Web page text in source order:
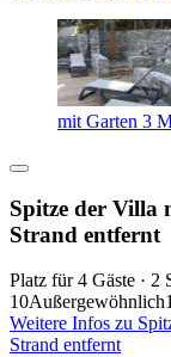
mit Garten 3
Spitze der Villa
Strand entfernt
Platz für 4 Gäste · 2
10Außergewöhnlich
Weitere Infos zu
Strand entfernt